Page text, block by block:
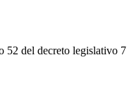
del decreto